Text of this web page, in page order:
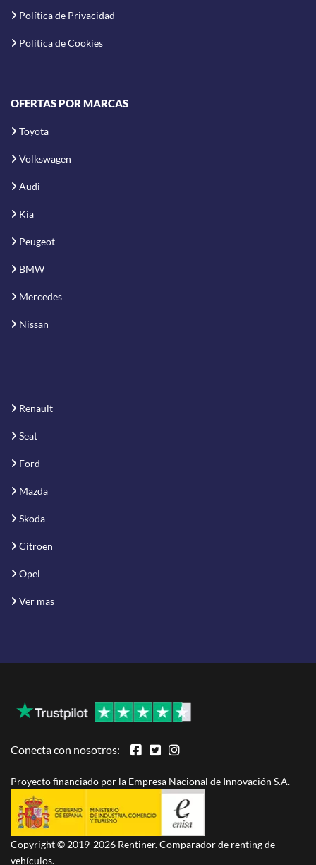
Política de Privacidad
Política de Cookies
OFERTAS POR MARCAS
Toyota
Volkswagen
Audi
Kia
Peugeot
BMW
Mercedes
Nissan
Renault
Seat
Ford
Mazda
Skoda
Citroen
Opel
Ver mas
Conecta con nosotros:
Proyecto financiado por la Empresa Nacional de Innovación S.A.
Copyright © 2019-2026 Rentiner. Comparador de renting de
vehículos.